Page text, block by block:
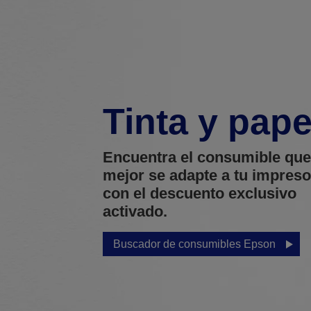
Tinta y
Encuentra el consumible que
mejor se adapte a tu
con el descuento exclusivo
activado.
Buscador de consumibles Epson